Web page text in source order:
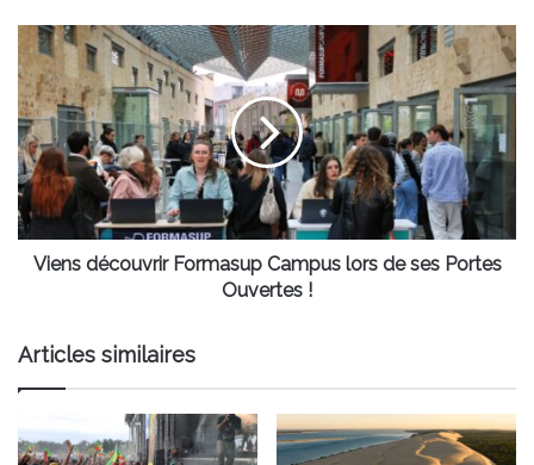
Viens
découvrir
Formasup
Campus
lors
de
ses
Portes
Ouvertes
Viens découvrir Formasup Campus lors de ses Portes
Ouvertes !
Articles similaires